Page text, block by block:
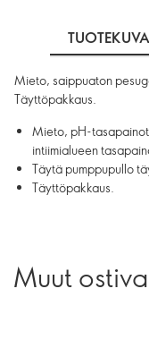
Mieto, saippuaton
Täyttöpakkaus.
Mieto, pH-
intiimialueen
Täytä pumppupullo
Täyttöpakkaus.
Muut